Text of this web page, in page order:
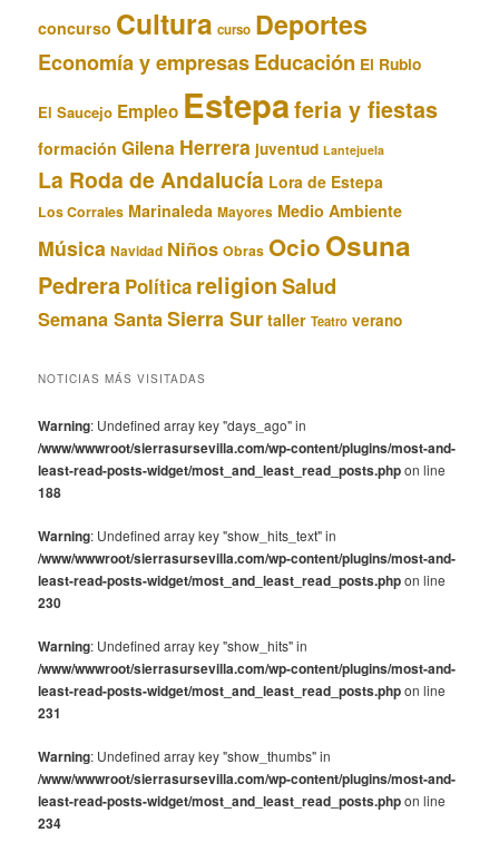
concurso Cultura curso Deportes
Economía y empresasEducación El Rubio
El Saucejo Empleo Estepaferia y fiestas
formación Gilena Herrera juventud Lantejuela
La Roda de Andalucía Lora de Estepa
Los Corrales Marinaleda Mayores Medio Ambiente
Música Navidad Niños Obras Ocio Osuna
Pedrera Política religionSalud
Semana SantaSierra Sur taller Teatro verano
NOTICIAS MÁS VISITADAS
Warning: Undefined array key "days_ago" in
/www/wwwroot/sierrasursevilla.com/wp-content/plugins/most-and-
least-read-posts-widget/most_and_least_read_posts.phpon line
188
Warning: Undefined array key "show_hits_text" in
/www/wwwroot/sierrasursevilla.com/wp-content/plugins/most-and-
least-read-posts-widget/most_and_least_read_posts.phpon line
230
Warning: Undefined array key "show_hits" in
/www/wwwroot/sierrasursevilla.com/wp-content/plugins/most-and-
least-read-posts-widget/most_and_least_read_posts.phpon line
231
Warning: Undefined array key "show_thumbs" in
/www/wwwroot/sierrasursevilla.com/wp-content/plugins/most-and-
least-read-posts-widget/most_and_least_read_posts.phpon line
234